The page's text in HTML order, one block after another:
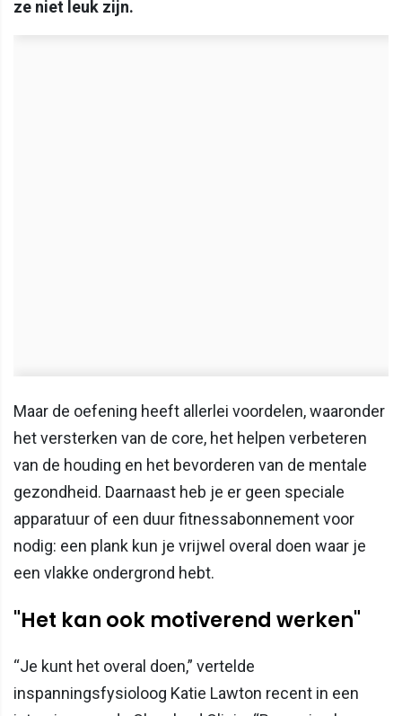
ze niet leuk zijn.
Maar de oefening heeft allerlei voordelen, waaronder
het versterken van de core, het helpen verbeteren
van de houding en het bevorderen van de mentale
gezondheid. Daarnaast heb je er geen speciale
apparatuur of een duur fitnessabonnement voor
nodig: een plank kun je vrijwel overal doen waar je
een vlakke ondergrond hebt.
"Het kan ook motiverend werken"
“Je kunt het overal doen,” vertelde
inspanningsfysioloog Katie Lawton recent in een